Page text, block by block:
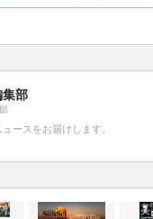
部
ースをお届けします。